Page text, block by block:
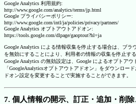
Google Analytics 利用規約:
http://www.google.com/analytics/terms/jp.html
Google プライバシーポリシー:
http://www.google.com/intl/ja/policies/privacy/partners/
Google Analytics オプトアウトアドオン:
https://tools.google.com/dlpage/gaoptout?hl=ja
Google Analytics による情報収集を停止する場合は、ブラ
を無効にすることにより、利用者の情報の収集を停止す
Google Analytics の無効設定は、Google によるオプトア
「GoogleAnalyticsオプトアウトアドオン」をダウンロー
ドオン設定を変更することで実施することができます。
7. 個人情報の開示、訂正・追加・削